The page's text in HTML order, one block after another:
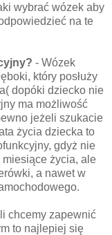
wybrać wózek aby
na te
- Wózek
który posłuży
dopóki dziecko nie
ma możliwość
jeżeli szukacie
życia dziecka to
gdyż nie
życia, ale
a nawet w
chcemy zapewnić
to najlepiej się